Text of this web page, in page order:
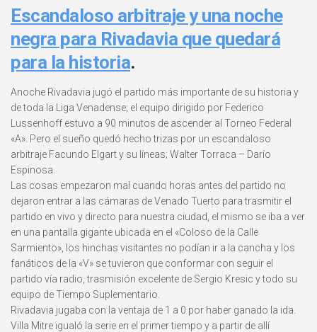
Escandaloso arbitraje y una noche
negra para Rivadavia que quedará
para la historia.
Anoche Rivadavia jugó el partido más importante de su historia y
de toda la Liga Venadense; el equipo dirigido por Federico
Lussenhoff estuvo a 90 minutos de ascender al Torneo Federal
«A». Pero el sueño quedó hecho trizas por un escandaloso
arbitraje Facundo Elgart y su líneas; Walter Torraca – Darío
Espinosa.
Las cosas empezaron mal cuando horas antes del partido no
dejaron entrar a las cámaras de Venado Tuerto para trasmitir el
partido en vivo y directo para nuestra ciudad, el mismo se iba a ver
en una pantalla gigante ubicada en el «Coloso de la Calle
Sarmiento», los hinchas visitantes no podían ir a la cancha y los
fanáticos de la «V» se tuvieron que conformar con seguir el
partido vía radio, trasmisión excelente de Sergio Kresic y todo su
equipo de Tiempo Suplementario.
Rivadavia jugaba con la ventaja de 1 a 0 por haber ganado la ida.
Villa Mitre igualó la serie en el primer tiempo y a partir de allí